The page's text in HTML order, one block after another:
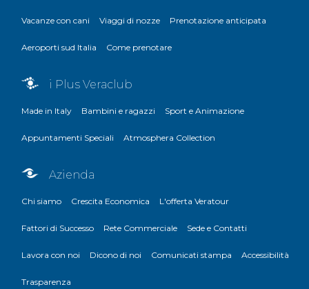
Vacanze con cani Viaggi di nozze Prenotazione anticipata
Aeroporti sud Italia Come prenotare
i Plus Veraclub
Made in Italy Bambini e ragazzi Sport e Animazione
Appuntamenti Speciali Atmosphera Collection
Azienda
Chi siamo Crescita Economica L'offerta Veratour
Fattori di Successo Rete Commerciale Sede e Contatti
Lavora con noi Dicono di noi Comunicati stampa Accessibilità
Trasparenza